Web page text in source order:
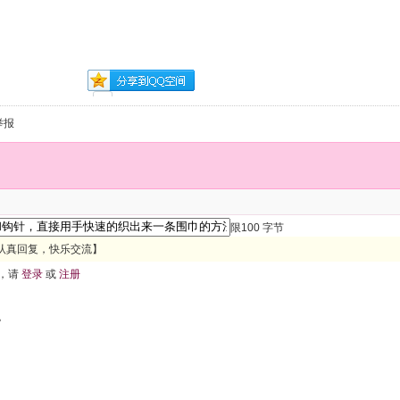
报
限100 字节
真回复，快乐交流】
请 登录 或 注册